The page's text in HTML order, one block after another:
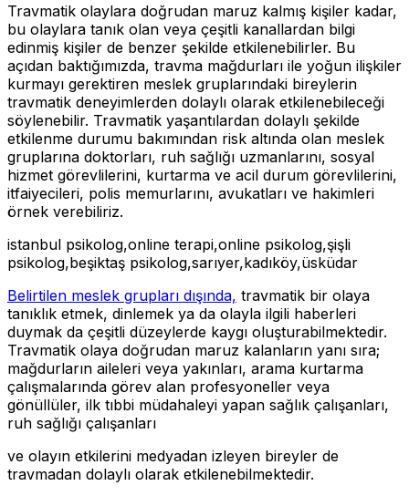
Travmatik olaylara doğrudan maruz kalmış kişiler kadar,
bu olaylara tanık olan veya çeşitli kanallardan bilgi
edinmiş kişiler de benzer şekilde etkilenebilirler. Bu
açıdan baktığımızda, travma mağdurları ile yoğun ilişkiler
kurmayı gerektiren meslek gruplarındaki bireylerin
travmatik deneyimlerden dolaylı olarak etkilenebileceği
söylenebilir. Travmatik yaşantılardan dolaylı şekilde
etkilenme durumu bakımından risk altında olan meslek
gruplarına doktorları, ruh sağlığı uzmanlarını, sosyal
hizmet görevlilerini, kurtarma ve acil durum görevlilerini,
itfaiyecileri, polis memurlarını, avukatları ve hakimleri
örnek verebiliriz.
istanbul psikolog,online terapi,online psikolog,şişli
psikolog,beşiktaş psikolog,sarıyer,kadıköy,üsküdar
Belirtilen meslek grupları dışında, travmatik bir olaya
tanıklık etmek, dinlemek ya da olayla ilgili haberleri
duymak da çeşitli düzeylerde kaygı oluşturabilmektedir.
Travmatik olaya doğrudan maruz kalanların yanı sıra;
mağdurların aileleri veya yakınları, arama kurtarma
çalışmalarında görev alan profesyoneller veya
gönüllüler, ilk tıbbi müdahaleyi yapan sağlık çalışanları,
ruh sağlığı çalışanları
ve olayın etkilerini medyadan izleyen bireyler de
travmadan dolaylı olarak etkilenebilmektedir.